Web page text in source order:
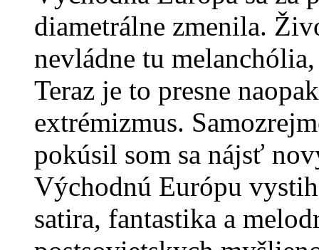
diametrálne zmenila.
nevládne tu
Teraz je to presne
extrémizmus.
pokúsil som sa nájsť
Východnú Európu
satira, fantastika a